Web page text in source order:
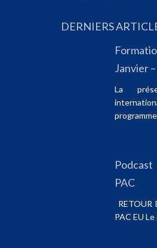
DERNIERS
Janvier
La
PAC
PAC EU